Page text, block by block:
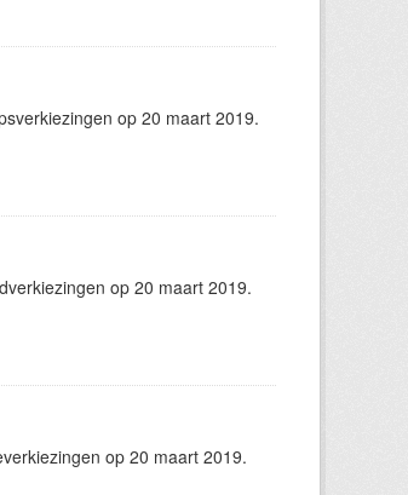
op 20 maart 2019.
op 20 maart 2019.
op 20 maart 2019.